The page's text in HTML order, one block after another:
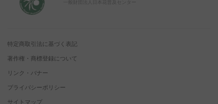
特定商取引法に基づく表記
著作権・商標登録について
リンク・バナー
プライバシーポリシー
サイトマップ